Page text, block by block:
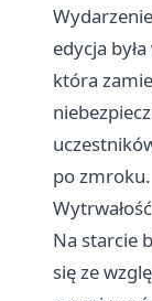
edycja
która
po zmroku.
Na starcie
się ze